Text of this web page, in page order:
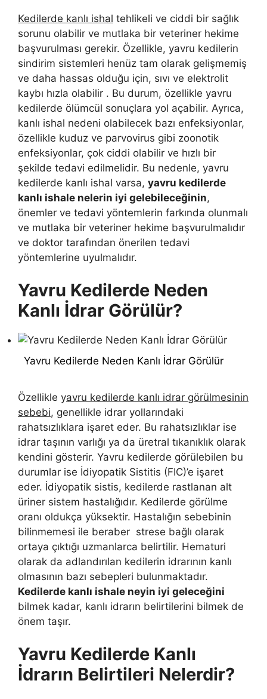
Kedilerde kanlı ishal tehlikeli ve ciddi bir sağlık
sorunu olabilir ve mutlaka bir veteriner hekime
başvurulması gerekir. Özellikle, yavru kedilerin
sindirim sistemleri henüz tam olarak gelişmemiş
ve daha hassas olduğu için, sıvı ve elektrolit
kaybı hızla olabilir . Bu durum, özellikle yavru
kedilerde ölümcül sonuçlara yol açabilir. Ayrıca,
kanlı ishal nedeni olabilecek bazı enfeksiyonlar,
özellikle kuduz ve parvovirus gibi zoonotik
enfeksiyonlar, çok ciddi olabilir ve hızlı bir
şekilde tedavi edilmelidir. Bu nedenle, yavru
kedilerde kanlı ishal varsa, yavru kedilerde
kanlı ishale nelerin iyi gelebileceğinin,
önemler ve tedavi yöntemlerin farkında olunmalı
ve mutlaka bir veteriner hekime başvurulmalıdır
ve doktor tarafından önerilen tedavi
yöntemlerine uyulmalıdır.
Yavru Kedilerde Neden
Kanlı İdrar Görülür?
Yavru Kedilerde Neden Kanlı İdrar Görülür
Özellikle yavru kedilerde kanlı idrar görülmesinin
sebebi, genellikle idrar yollarındaki
rahatsızlıklara işaret eder. Bu rahatsızlıklar ise
idrar taşının varlığı ya da üretral tıkanıklık olarak
kendini gösterir. Yavru kedilerde görülebilen bu
durumlar ise İdiyopatik Sistitis (FIC)’e işaret
eder. İdiyopatik sistis, kedilerde rastlanan alt
üriner sistem hastalığıdır. Kedilerde görülme
oranı oldukça yüksektir. Hastalığın sebebinin
bilinmemesi ile beraber strese bağlı olarak
ortaya çıktığı uzmanlarca belirtilir. Hematuri
olarak da adlandırılan kedilerin idrarının kanlı
olmasının bazı sebepleri bulunmaktadır.
Kedilerde kanlı ishale neyin iyi geleceğini
bilmek kadar, kanlı idrarın belirtilerini bilmek de
önem taşır.
Yavru Kedilerde Kanlı
İdrarın Belirtileri Nelerdir?